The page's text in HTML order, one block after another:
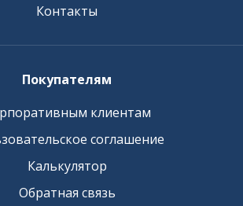
Контакты
Покупателям
клиентам
соглашение
Калькулятор
Обратная связь